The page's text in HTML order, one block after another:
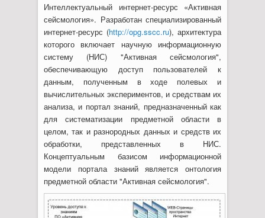
Интеллектуальный интернет-ресурс «Активная
сейсмология». Разработан специализированный
интернет-ресурс (http://opg.sscc.ru), архитектура
которого включает научную информационную
систему (НИС) "Активная сейсмология",
обеспечивающую доступ пользователей к
данным, полученным в ходе полевых и
вычислительных экспериментов, и средствам их
анализа, и портал знаний, предназначенный как
для систематизации предметной области в
целом, так и разнородных данных и средств их
обработки, представленных в НИС.
Концептуальным базисом информационной
модели портала знаний является онтология
предметной области "Активная сейсмология".